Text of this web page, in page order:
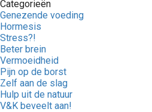
Categorieën
Genezende voeding
Hormesis
Stress?!
Beter brein
Vermoeidheid
Pijn op de borst
Zelf aan de slag
Hulp uit de natuur
V&K beveelt aan!